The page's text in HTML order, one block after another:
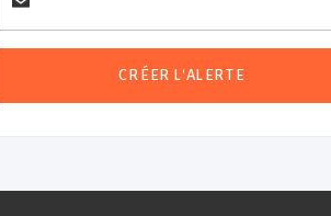
CRÉER L'ALERTE